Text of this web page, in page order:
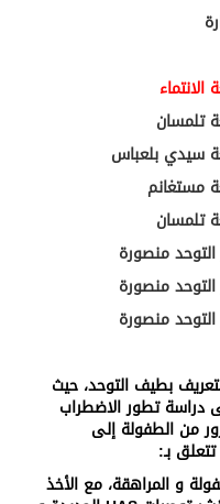
الانتماء
تلمسان
سيدي بلعباس
مستغانم
تلمسان
منصورة
منصورة
منصورة
بطيف التوحد، حيث
دراسة تطور الاضطراب
من الطفولة إلى
بـ:
و المراهقة، مع الأخذ